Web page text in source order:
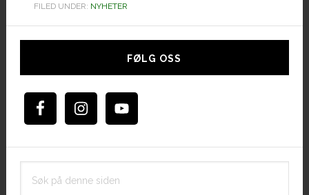
FILED UNDER: NYHETER
Hoved
FØLG OSS